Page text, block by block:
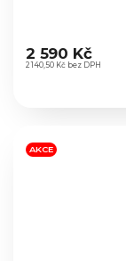
hodnocení
produktu
hvězdiček.
2 140,50 Kč bez DPH
2 590 Kč
AKCE